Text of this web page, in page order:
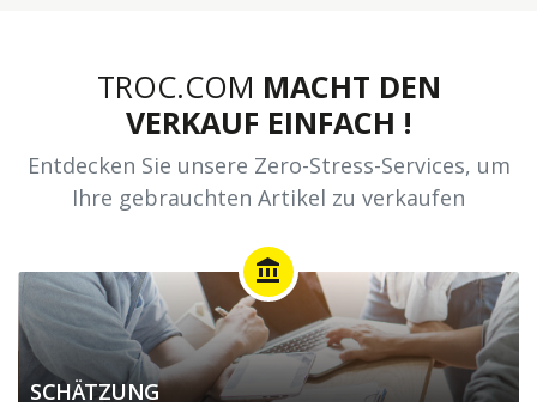
TROC.COM MACHT DEN
VERKAUF EINFACH !
Entdecken Sie unsere Zero-Stress-Services, um
Ihre gebrauchten Artikel zu verkaufen
account_balance
SCHÄTZUNG